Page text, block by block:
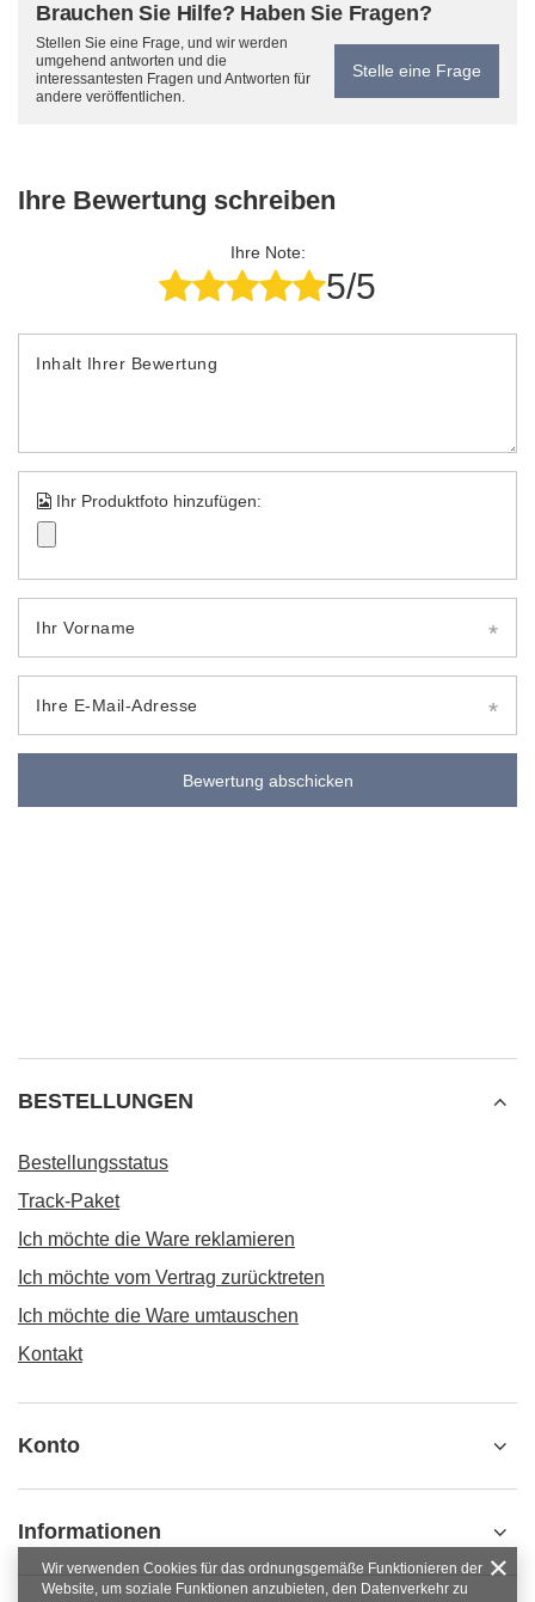
Brauchen Sie Hilfe? Haben Sie Fragen?
Stellen Sie eine Frage, und wir werden
umgehend antworten und die
interessantesten Fragen und Antworten für
andere veröffentlichen.
Stelle eine Frage
Ihre Bewertung schreiben
Ihre Note:
5/5
Inhalt Ihrer Bewertung
Ihr Produktfoto hinzufügen:
Ihr Vorname
Ihre E-Mail-Adresse
Bewertung abschicken
BESTELLUNGEN
Bestellungsstatus
Track-Paket
Ich möchte die Ware reklamieren
Ich möchte vom Vertrag zurücktreten
Ich möchte die Ware umtauschen
Kontakt
Konto
Informationen
Wir verwenden Cookies für das ordnungsgemäße Funktionieren der
Website, um soziale Funktionen anzubieten, den Datenverkehr zu